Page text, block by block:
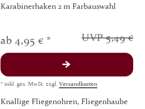
Karabinerhaken 2 m Farbauswahl
UVP 5,49 €
ab 4,95 € *
* inkl. ges. MwSt. zzgl. Versandkosten
Knallige Fliegenohren, Fliegenhaube